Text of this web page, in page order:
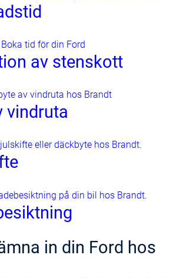
av stenskott
vindruta
in din Ford hos